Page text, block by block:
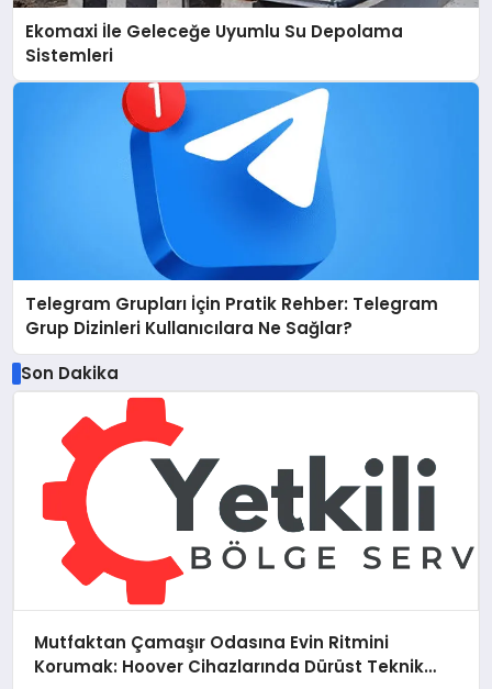
Ekomaxi İle Geleceğe Uyumlu Su Depolama
Sistemleri
Telegram Grupları İçin Pratik Rehber: Telegram
Grup Dizinleri Kullanıcılara Ne Sağlar?
Son Dakika
Mutfaktan Çamaşır Odasına Evin Ritmini
Korumak: Hoover Cihazlarında Dürüst Teknik